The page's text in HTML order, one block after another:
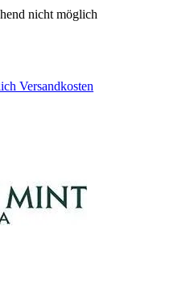
nicht möglich
Versandkosten